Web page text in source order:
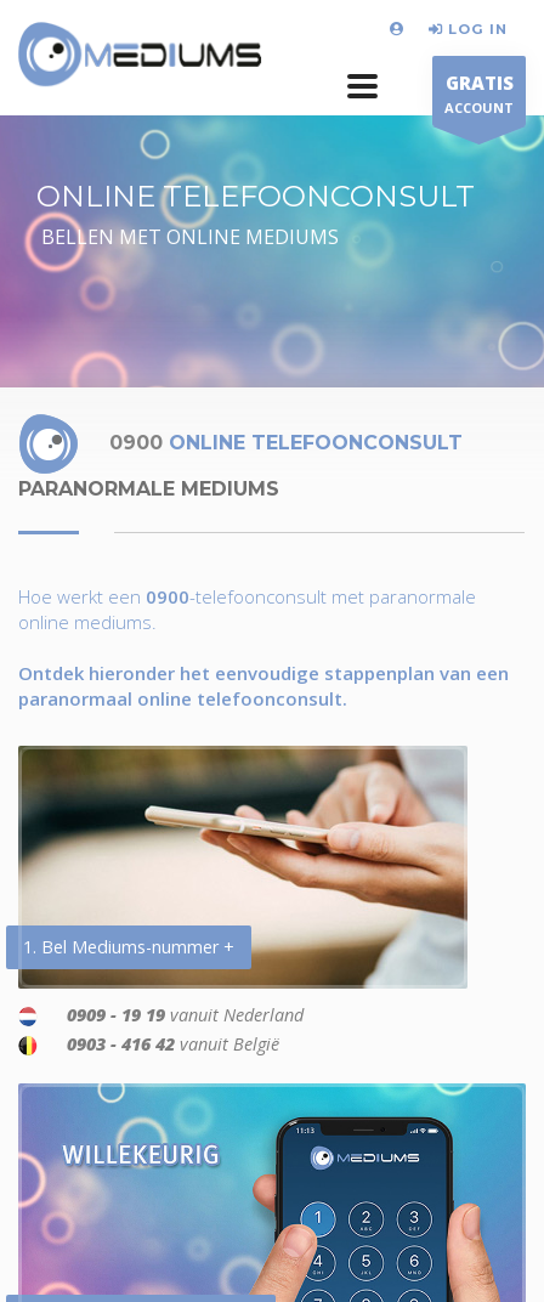
LOG IN
GRATIS
ACCOUNT
ONLINE TELEFOONCONSULT
BELLEN MET ONLINE MEDIUMS
0900 ONLINE TELEFOONCONSULT
PARANORMALE MEDIUMS
Hoe werkt een 0900-telefoonconsult met paranormale
online mediums.
Ontdek hieronder het eenvoudige stappenplan van een
paranormaal online telefoonconsult.
1. Bel Mediums-nummer +
0909 - 19 19 vanuit Nederland
0903 - 416 42 vanuit België